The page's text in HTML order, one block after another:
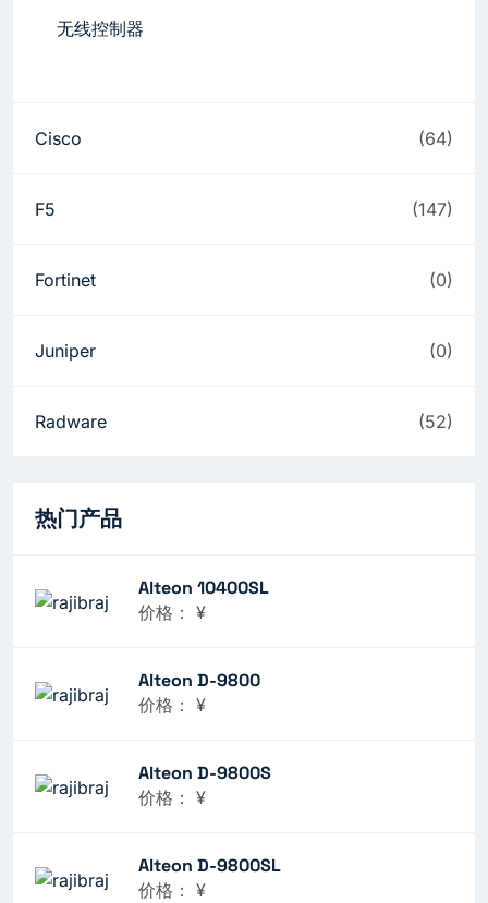
无线控制器
Cisco (64)
F5 (147)
Fortinet (0)
Juniper (0)
Radware (52)
热门产品
Alteon 10400SL
价格： ¥
Alteon D-9800
价格： ¥
Alteon D-9800S
价格： ¥
Alteon D-9800SL
价格： ¥